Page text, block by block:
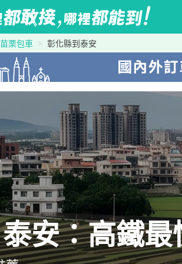
苗栗包車 彰化縣到泰安
安：高鐵